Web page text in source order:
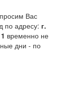
Вас
по адресу: г.
временно не
дни - по